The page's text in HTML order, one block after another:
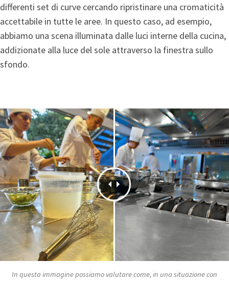
differenti set di curve cercando ripristinare una cromaticità
accettabile in tutte le aree. In questo caso, ad esempio,
abbiamo una scena illuminata dalle luci interne della cucina,
addizionate alla luce del sole attraverso la finestra sullo
sfondo.
In questa immagine possiamo valutare come, in una situazione con